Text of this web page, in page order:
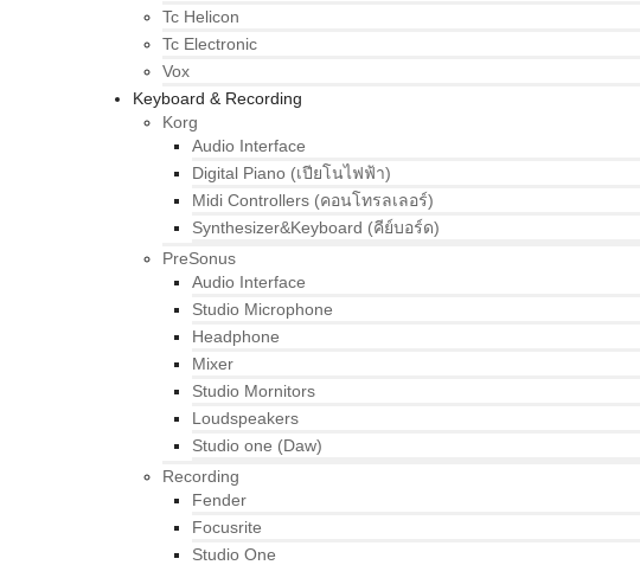
Tc Helicon
Tc Electronic
Vox
Keyboard & Recording
Korg
Audio Interface
Digital Piano (เปียโนไฟฟ้า)
Midi Controllers (คอนโทรลเลอร์)
Synthesizer&Keyboard (คีย์บอร์ด)
PreSonus
Audio Interface
Studio Microphone
Headphone
Mixer
Studio Mornitors
Loudspeakers
Studio one (Daw)
Recording
Fender
Focusrite
Studio One